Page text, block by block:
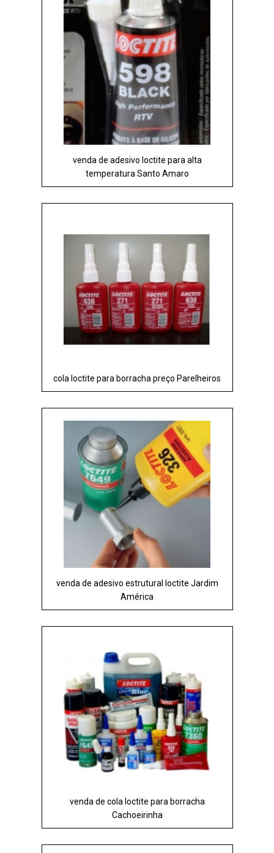
venda de adesivo loctite para alta
temperatura Santo Amaro
cola loctite para borracha preço Parelheiros
venda de adesivo estrutural loctite Jardim
América
venda de cola loctite para borracha
Cachoeirinha